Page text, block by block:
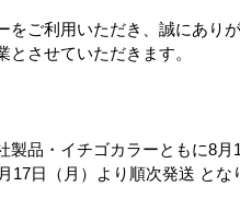
ご利用いただき、誠にありが
させていただきます。
品・イチゴカラーともに8
日（月）より順次発送 とな